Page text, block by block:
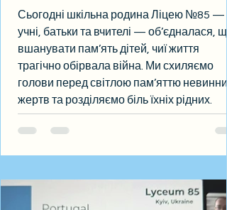
Сьогодні шкільна родина Ліцею №85 —
учні, батьки та вчителі — об’єдналася,
вшанувати пам’ять дітей, чиї життя
трагічно обірвала війна. Ми схиляємо
голови перед світлою пам’яттю невинних
жертв та розділяємо біль їхніх рідних.
Кожна дитина мала право на щасливе
дитинство, мрії та майбутнє. На знак
чистоти дитячих душ і вічної згадки про
дітей, які загинули внаслідок війни. Неха